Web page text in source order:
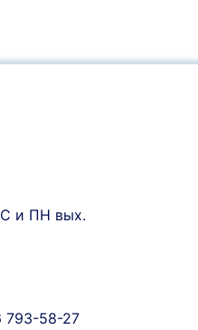
и ПН вых.
793-58-27